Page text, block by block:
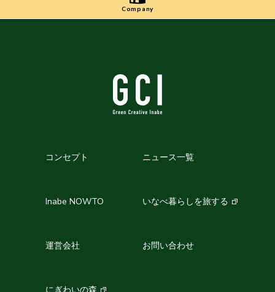
Company
コンセプト ニュース一覧
Inabe NOWTO いなべ暮らしを旅する
運営会社 お問い合わせ